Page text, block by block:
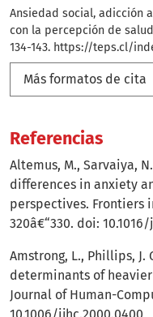
Ansiedad social, adicción
con la percepción de
134-143. https://teps.cl/
Más formatos de cita
Referencias
Altemus, M., Sarvaiya,
differences in anxiety
perspectives. Frontiers
320â€“330. doi:
Amstrong, L., Phillips, J.
determinants of
Journal of Human-